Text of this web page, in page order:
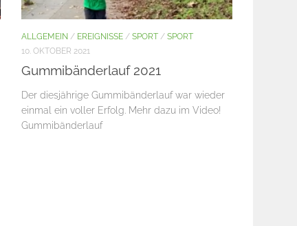
ALLGEMEIN / EREIGNISSE / SPORT / SPORT
10. OKTOBER 2021
Gummibänderlauf 2021
Der diesjährige Gummibänderlauf war wieder
einmal ein voller Erfolg. Mehr dazu im Video!
Gummibänderlauf